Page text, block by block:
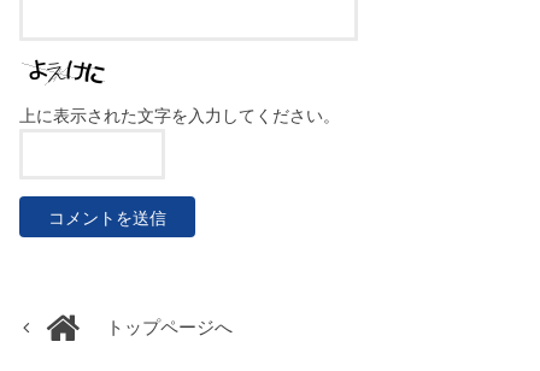
上に表示された文字を入力してください。
トップページへ